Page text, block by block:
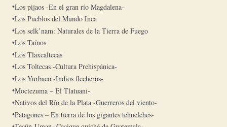
Los pijaos -En el gran río Magdalena-
Los Pueblos del Mundo Inca
Los selk’nam: Naturales de la Tierra de Fuego
Los Taínos
Los Tlaxcaltecas
Los Toltecas -Cultura Prehispánica-
Los Yurbaco -Indios flecheros-
Moctezuma – El Tlatuani-
Nativos del Río de la Plata -Guerreros del viento-
Patagones – En tierra de los gigantes tehuelches-